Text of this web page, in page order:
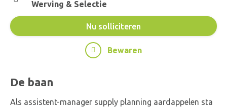
Werving & Selectie
Nu solliciteren
Bewaren
De baan
Als assistent-manager supply planning aardappelen sta